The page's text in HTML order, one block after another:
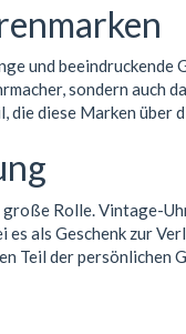
und
sondern auch
die diese Marken über
Rolle. Vintage-
als Geschenk zur
Teil der persönlichen